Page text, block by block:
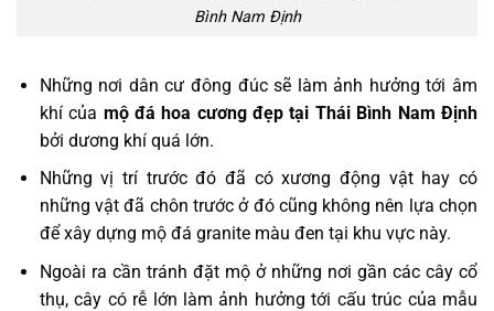
Bình Nam Định
Những nơi dân cư đông đúc sẽ làm ảnh hưởng tới âm
khí của mộ đá hoa cương đẹp tại Thái Bình Nam Định
bởi dương khí quá lớn.
Những vị trí trước đó đã có xương động vật hay có
những vật đã chôn trước ở đó cũng không nên lựa chọn
để xây dựng mộ đá granite màu đen tại khu vực này.
Ngoài ra cần tránh đặt mộ ở những nơi gần các cây cổ
thụ, cây có rễ lớn làm ảnh hưởng tới cấu trúc của mẫu